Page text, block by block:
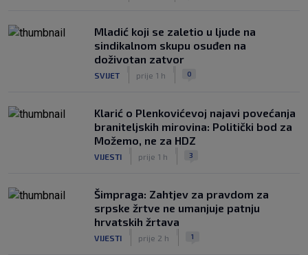
Mladić koji se zaletio u ljude na
sindikalnom skupu osuđen na
doživotan zatvor
SVIJET prije 1 h 0
Klarić o Plenkovićevoj najavi povećanja
braniteljskih mirovina: Politički bod za
Možemo, ne za HDZ
VIJESTI prije 1 h 3
Šimpraga: Zahtjev za pravdom za
srpske žrtve ne umanjuje patnju
hrvatskih žrtava
VIJESTI prije 2 h 1